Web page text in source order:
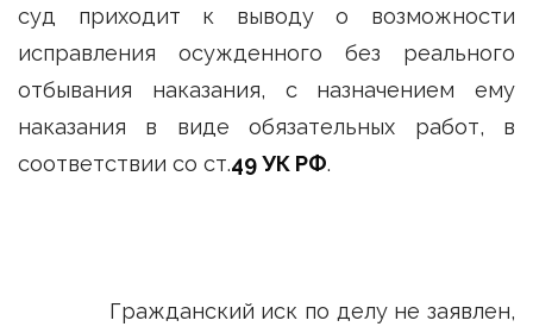
суд приходит к выводу о возможности
исправления осужденного без реального
отбывания наказания, с назначением ему
наказания в виде обязательных работ, в
соответствии со ст.49 УК РФ.
Гражданский иск по делу не заявлен,